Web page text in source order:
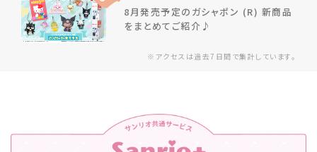
※アクセスは過去7日間で集計しています。
8月発売予定のガシャポン (R) 新商品
をまとめてご紹介♪